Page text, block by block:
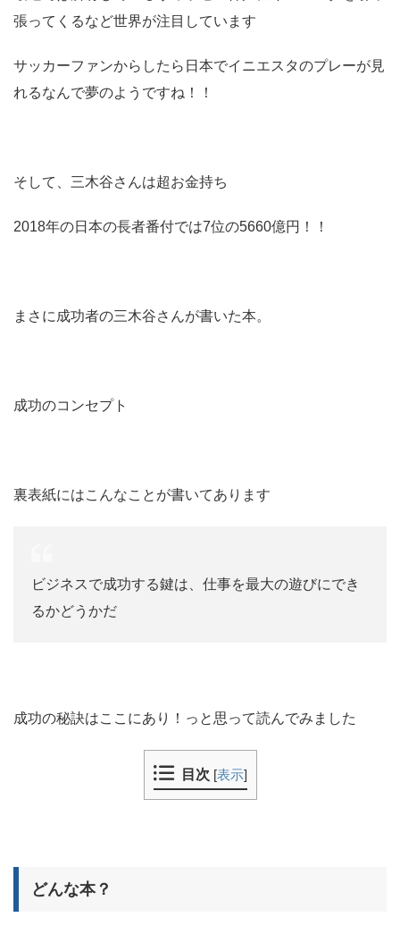
張ってくるなど世界が注目しています
サッカーファンからしたら日本でイニエスタのプレーが見
れるなんで夢のようですね！！
そして、三木谷さんは超お金持ち
2018年の日本の長者番付では7位の5660億円！！
まさに成功者の三木谷さんが書いた本。
成功のコンセプト
裏表紙にはこんなことが書いてあります
ビジネスで成功する鍵は、仕事を最大の遊びにでき
るかどうかだ
成功の秘訣はここにあり！っと思って読んでみました
目次 [表示]
どんな本？